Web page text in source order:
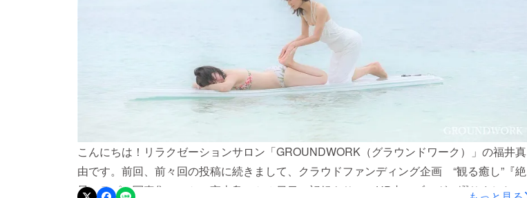
こんにちは！リラクゼーションサロン「GROUNDWORK（グラウンドワーク）」の福井真
由です。前回、前々回の投稿に続きまして、クラウドファンディング企画 “観る癒し”『絶
景セラピー写真集』ロケの宮古島ロケ３日目の記録をサロンHP内のブログに綴りました。